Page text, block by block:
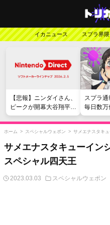
イカニュース スプラ界隈
【悲報】ニンダイさん、
ピークが開幕大谷翔平の
がっかりダイレクトだっ
たと言われてしまう
スプラ通
毎日数万
い』愚痴
行
ホーム > スペシャルウェポン > サメエナスタキ
サメエナスタキューイン
スペシャル四天王
2023.03.03 スペシャルウェポン